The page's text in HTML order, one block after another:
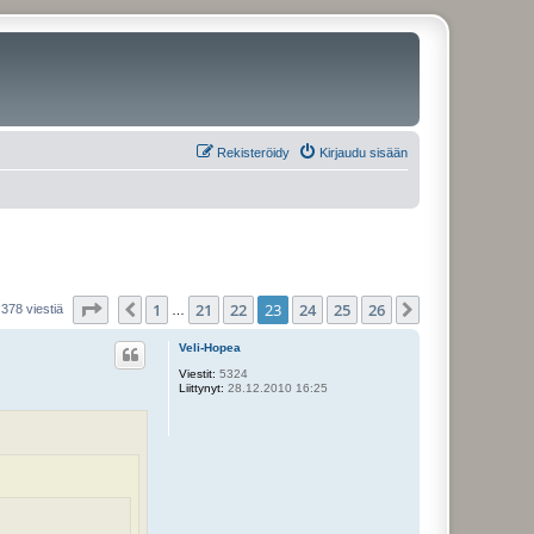
Kirjaudu sisään
Rekisteröidy
378 viestiä Sivu / 26
Edellinen
1 21 22 23 24 25 26
Veli-Hopea
Viestit: 5324
Liittynyt: 28.12.2010 16:25